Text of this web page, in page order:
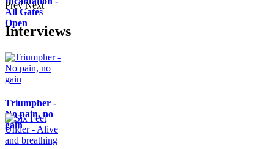
All Gates
Open
Prev Next
Interviews
Triumpher -
No pain, no
gain